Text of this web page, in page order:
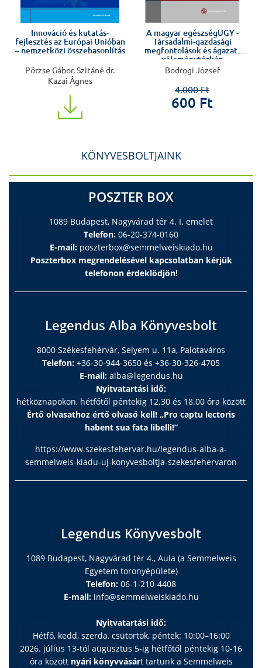
Innováció és kutatás-
fejlesztés az Európai Unióban
– nemzetközi összehasonlítás
Pörzse Gábor, Szitáné dr.
Kazai Ágnes
A magyar egészségÜGY -
Társadalmi-gazdasági
megfontolások és ágazati
véleménytérkép
Bodrogi József
4.000 Ft
600 Ft
KÖNYVESBOLTJAINK
POSZTER BOX
1089 Budapest, Nagyvárad tér 4. I. emelet
Telefon: 06-20-374-0160
E-mail: poszterbox@semmelweiskiado.hu
Poszterbox megrendelésével kapcsolatban kérjük
telefonon érdeklődjön!
Legendus Alba Könyvesbolt
8000 Székesfehérvár, Selyem u. 11a, Palotaváros
Telefon: +36-30-944-3650 és +36-30-326-4705
E-mail: alba@legendus.hu
Nyitvatartási idő:
hétköznapokon, hétfőtől péntekig 12.30 és 18.00 óra között
Értő olvasathoz értő olvasó kell! „Pro captu lectoris
habent sua fata libelli!”
https://www.szekesfehervar.hu/legendus-alba-a-
semmelweis-kiadu-uj-konyvesboltja-szekesfehervaron
Legendus Könyvesbolt
1089 Budapest, Nagyvárad tér 4., Aula (a Semmelweis
Egyetem toronyépülete)
Telefon: 06-1-210-4408
E-mail: info@semmelweiskiado.hu
Nyitvatartási idő:
Hétfő, kedd, szerda, csütörtök, péntek: 10:00–16:00
2026. július 13-tól augusztus 5-ig hétfőtől péntekig 10-16
óra között nyári könyvvásárt tartunk a Semmelweis